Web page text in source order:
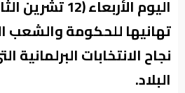
تهانيها للحكومة والشعب
نجاح الانتخابات
البلاد.